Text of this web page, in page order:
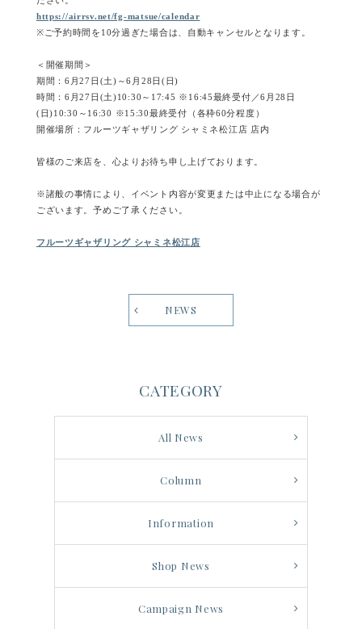
https://airrsv.net/fg-matsue/calendar
※ご予約時間を10分過ぎた場合は、自動キャンセルとなります。
＜開催期間＞
期間：6月27日(土)～6月28日(日)
時間：6月27日(土)10:30～17:45 ※16:45最終受付／6月28日
(日)10:30～16:30 ※15:30最終受付（各枠60分程度）
開催場所：フルーツギャザリング シャミネ松江店 店内
皆様のご来店を、心よりお待ち申し上げております。
※諸般の事情により、イベント内容が変更または中止になる場合が
ございます。予めご了承ください。
フルーツギャザリング シャミネ松江店
NEWS
CATEGORY
All News
Column
Information
Shop News
Campaign News